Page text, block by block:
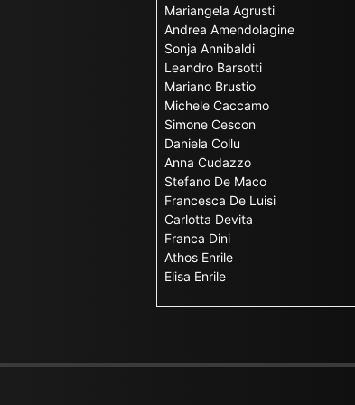
Mariangela Agrusti
Andrea Amendolagine
Sonja Annibaldi
Leandro Barsotti
Mariano Brustio
Michele Caccamo
Simone Cescon
Daniela Collu
Anna Cudazzo
Stefano De Maco
Francesca De Luisi
Carlotta Devita
Franca Dini
Athos Enrile
Elisa Enrile